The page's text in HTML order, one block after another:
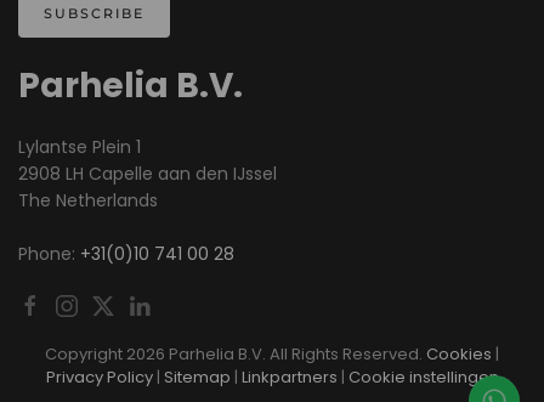
SUBSCRIBE
Parhelia B.V.
Lylantse Plein 1
2908 LH Capelle aan den IJssel
The Netherlands
Phone: +31(0)10 741 00 28
Copyright 2026 Parhelia B.V. All Rights Reserved. Cookies |
Privacy Policy| Sitemap | Linkpartners | Cookie instellingen